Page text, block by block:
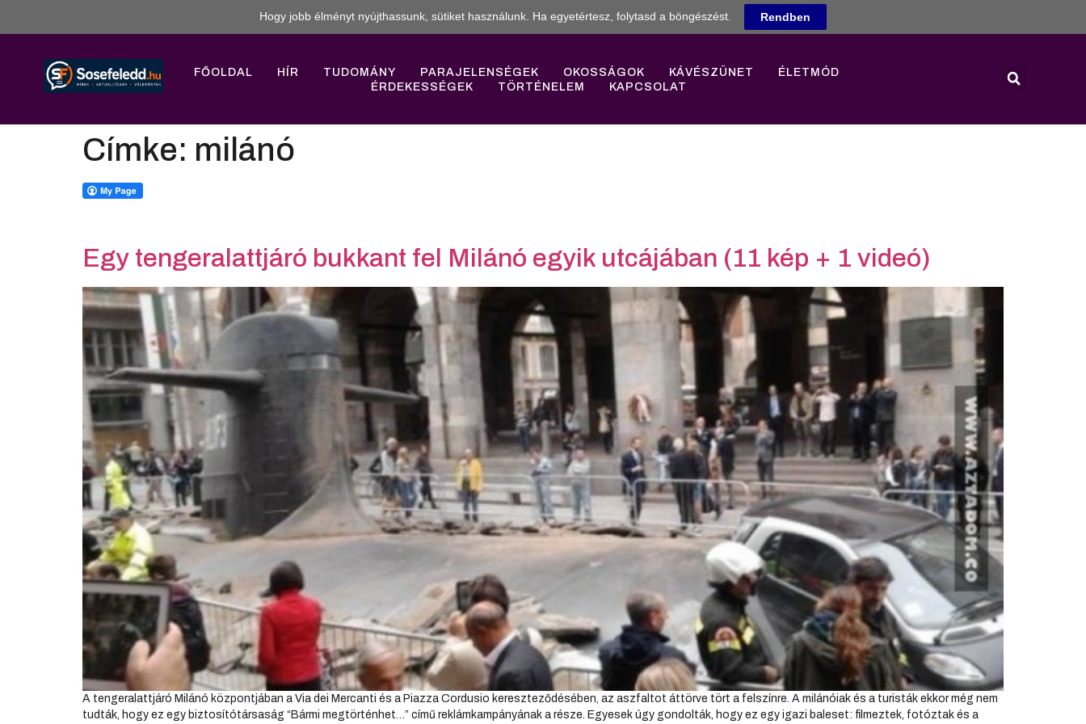
FŐOLDAL HÍR TUDOMÁNY PARAJELENSÉGEK OKOSSÁGOK KÁVÉSZÜNET
ÉLETMÓD
ÉRDEKESSÉGEK
TÖRTÉNELEM KAPCSOLAT
Címke: milánó
Egy tengeralattjáró bukkant fel Milánó egyik utcájában (11 kép + 1 videó)
A tengeralattjáró Milánó központjában a Via dei Mercanti és a Piazza Cordusio kereszteződésében, az aszfaltot áttörve tört a felszínre. A milánóiak és a turisták ekkor még nem
tudták, hogy ez egy biztosítótársaság “Bármi megtörténhet…” című reklámkampányának a része. Egyesek úgy gondolták, hogy ez egy igazi baleset: filmeztek, fotóztak és a
Hogy jobb élményt nyújthassunk, sütiket használunk. Ha egyetértesz, folytasd a böngészést. Rendben